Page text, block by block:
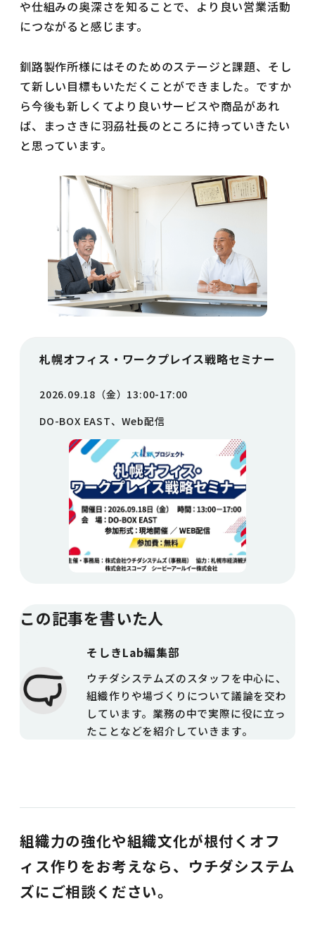
や仕組みの奥深さを知ることで、より良い営業活動
につながると感じます。
釧路製作所様にはそのためのステージと課題、そし
て新しい目標もいただくことができました。ですか
ら今後も新しくてより良いサービスや商品があれ
ば、まっさきに羽刕社長のところに持っていきたい
と思っています。
札幌オフィス・ワークプレイス戦略セミナー
2026.09.18（金）13:00-17:00
DO-BOX EAST、Web配信
この記事を書いた人
そしきLab編集部
ウチダシステムズのスタッフを中心に、
組織作りや場づくりについて議論を交わ
しています。業務の中で実際に役に立っ
たことなどを紹介していきます。
組織力の強化や組織文化が根付くオフ
ィス作りをお考えなら、ウチダシステム
ズにご相談ください。